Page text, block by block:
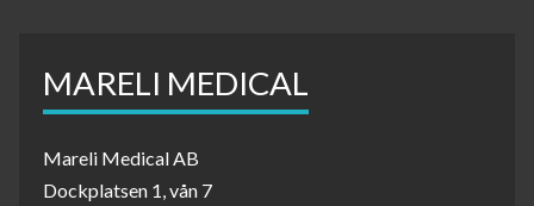
MARELI MEDICAL
Mareli Medical AB
Dockplatsen 1, vån 7